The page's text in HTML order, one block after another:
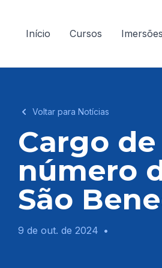
Início Cursos Imersões
Voltar para Notícias
Cargo
número
São
9 de out. de 2024 •